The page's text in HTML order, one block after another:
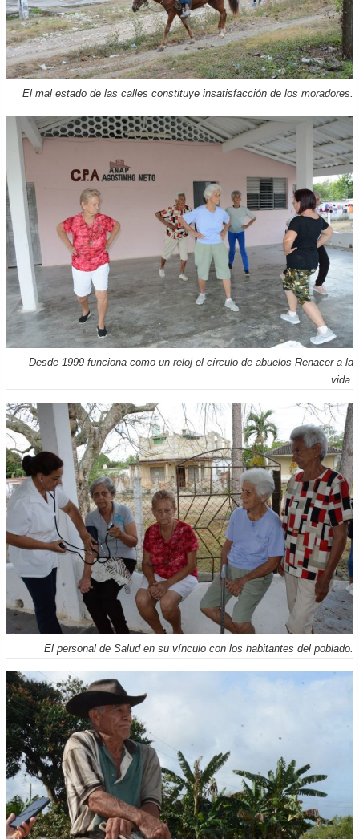
El mal estado de las calles constituye insatisfacción de los moradores.
Desde 1999 funciona como un reloj el círculo de abuelos Renacer a la
vida.
El personal de Salud en su vínculo con los habitantes del poblado.